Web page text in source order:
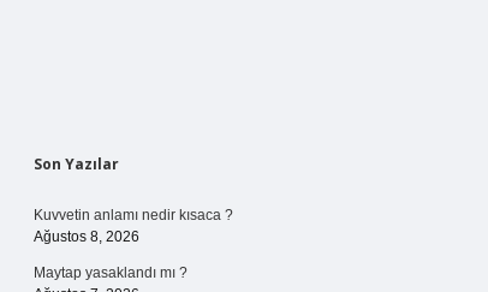
Sidebar
Son Yazılar
Kuvvetin anlamı nedir kısaca ?
Ağustos 8, 2026
Maytap yasaklandı mı ?